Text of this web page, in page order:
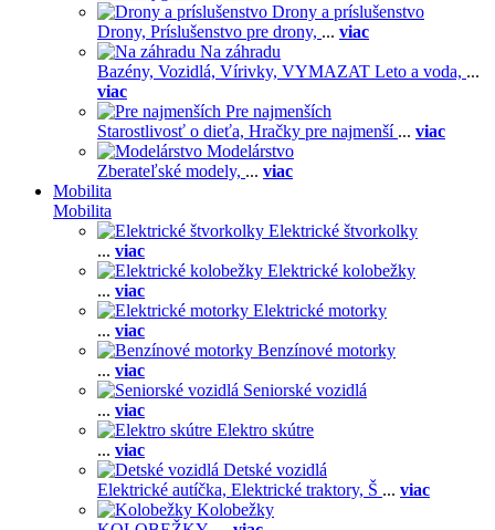
Drony a príslušenstvo
Drony, Príslušenstvo pre drony, ... viac
Na záhradu
Bazény, Vozidlá, Vírivky, VYMAZAT Leto a voda, ...
viac
Pre najmenších
Starostlivosť o dieťa, Hračky pre najmenší ... viac
Modelárstvo
Zberateľské modely, ... viac
Mobilita
Mobilita
Elektrické štvorkolky
... viac
Elektrické kolobežky
... viac
Elektrické motorky
... viac
Benzínové motorky
... viac
Seniorské vozidlá
... viac
Elektro skútre
... viac
Detské vozidlá
Elektrické autíčka, Elektrické traktory, Š ... viac
Kolobežky